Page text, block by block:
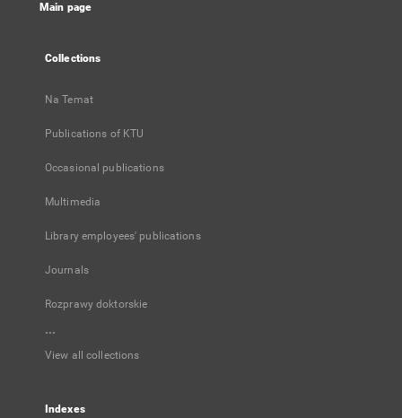
Main page
Collections
Na Temat
Publications of KTU
Occasional publications
Multimedia
Library employees' publications
Journals
Rozprawy doktorskie
...
View all collections
Indexes